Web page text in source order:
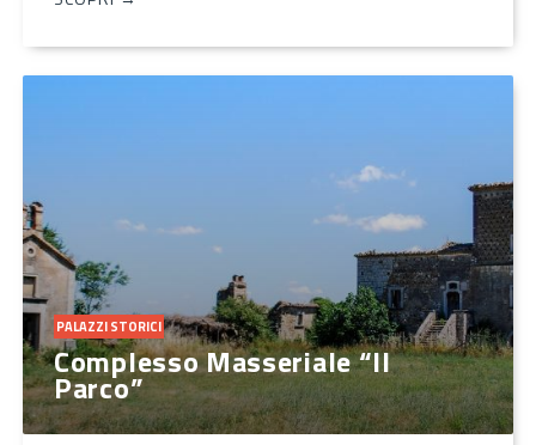
PALAZZI STORICI
Complesso Masseriale “Il
Parco”